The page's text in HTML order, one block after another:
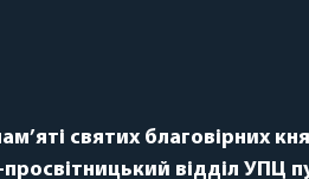
святих благовірних
відділ УПЦ